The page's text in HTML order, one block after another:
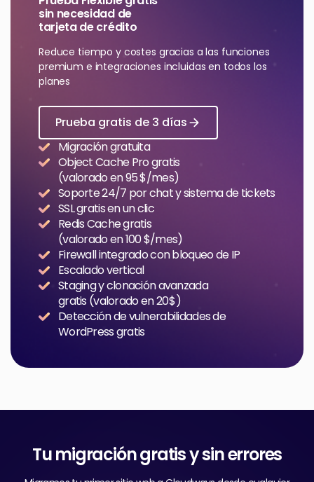
sin necesidad de
tarjeta de crédito
Reduce tiempo y costes gracias a las funciones
premium e integraciones incluidas en todos los
planes
Prueba gratis de 3 días
Migración gratuita
Object Cache Pro gratis
(valorado en 95 $/mes)
Soporte 24/7 por chat y sistema de tickets
SSL gratis en un clic
Redis Cache gratis
(valorado en 100 $/mes)
Firewall integrado con bloqueo de IP
Escalado vertical
Staging y clonación avanzada
gratis (valorado en 20 $)
Detección de vulnerabilidades de
WordPress gratis
Tu migración gratis y sin errores